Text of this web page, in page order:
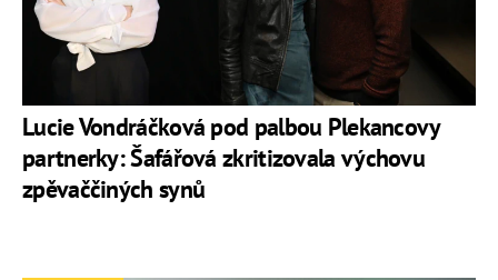
Lucie Vondráčková pod palbou Plekancovy
partnerky: Šafářová zkritizovala výchovu
zpěvaččiných synů